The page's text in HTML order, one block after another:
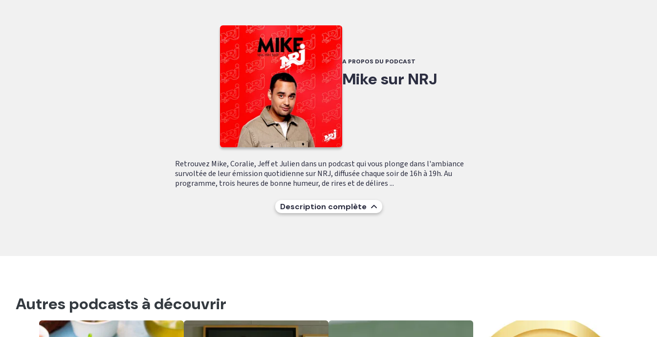
A PROPOS DU PODCAST
Mike sur NRJ
Retrouvez Mike, Coralie, Jeff et Julien dans un podcast qui vous plonge dans l'ambiance
survoltée de leur émission quotidienne sur NRJ, diffusée chaque soir de 16h à 19h. Au
programme, trois heures de bonne humeur, de rires et de délires ...
Description complète
Autres podcasts à découvrir